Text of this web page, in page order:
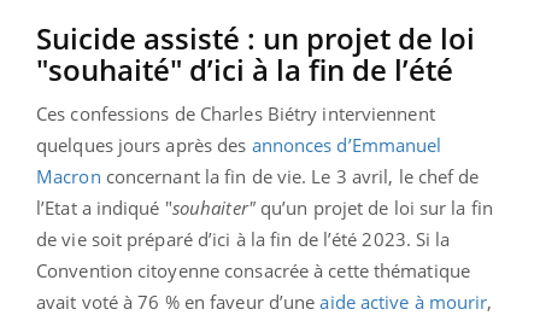
Suicide assisté : un projet de loi
"souhaité" d’ici à la fin de l’été
Ces confessions de Charles Biétry interviennent
quelques jours après des annonces d’Emmanuel
Macron concernant la fin de vie. Le 3 avril, le chef de
l’Etat a indiqué "souhaiter"qu’un projet de loi sur la fin
de vie soit préparé d’ici à la fin de l’été 2023. Si la
Convention citoyenne consacrée à cette thématique
avait voté à 76 % en faveur d’uneaide active à mourir,